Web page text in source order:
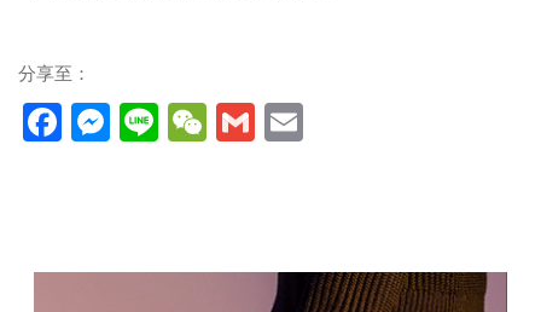
分享至：
Facebook
Messenger
LineWeChat
Gmail